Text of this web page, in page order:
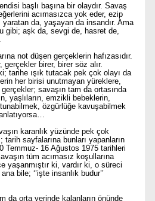
başlı başına bir olaydır. Savaş
acımasızca yok eder, ezip
yaratan da, yaşayan da insandır. Ama
gibi; aşk da, sevgi de, hasret de,
not düşen gerçeklerin hafızasıdır.
gerçekler birer, birer söz alır.
tarihe ışık tutacak pek çok olayı da
her birisi unutmayan yüreklere,
savaşın tam da ortasında
yaşlıların, emzikli bebeklerin,
özgürlüğe kavuşabilmek
karanlık yüzünde pek çok
tarih sayfalarına bunları yapanların
Temmuz- 16 Ağustos 1975 tarihleri
tüm acımasız koşullarına
yaşanmıştır ki, vardır ki, o süreci
bile; ‘’işte insanlık budur’’
orta yerinde kalanların önünde